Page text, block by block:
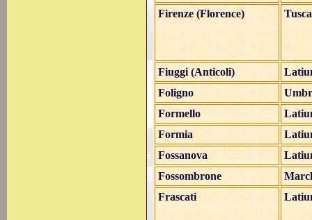
Firenze (Florence)
Fiuggi (Anticoli)
Foligno
Formello
Formia
Fossanova
Fossombrone
Frascati